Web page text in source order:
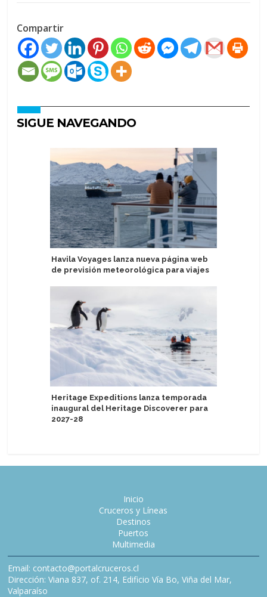
Compartir
SIGUE NAVEGANDO
Havila Voyages lanza nueva página web
de previsión meteorológica para viajes
Heritage Expeditions lanza temporada
inaugural del Heritage Discoverer para
2027-28
Inicio
Cruceros y Líneas
Destinos
Puertos
Multimedia
Email: contacto@portalcruceros.cl
Dirección: Viana 837, of. 214, Edificio Vía Bo, Viña del Mar,
Valparaíso